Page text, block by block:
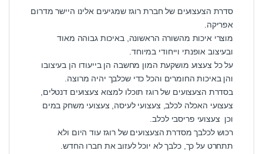
סדרת הצעצועים של חברת רוגז שמגיעים אלינו היישר מדרום
אפריקה.
מוצרי איכות מהשורה הראשונה, באיכות גבוהה מאוד
ובעיצוב אופנתי וייחודי במיוחד.
על כל צעצוע מושקעת המון מחשבה הן בייעודו הן בעיצובו
והן באיכות החומרים והכל כדי שכלבך יהיה מרוצה.
בסדרת הצעצועים של רוגז תוכלו למצוא צעצועים דנטלים,
צעצועי האכלה לכלב, צעצועי לעיסה, צעצועי משחק במים
וכן צעצועי פריסבי לכלב.
רכוש לכלבך מסדרת הצעצועים של רוגז עוד היום ולא
תתחרט על כך, כלבך לא יוכל לעזוב את חברו החדש.